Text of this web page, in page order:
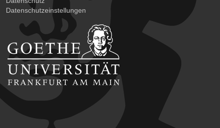
Datenschutzeinstellungen